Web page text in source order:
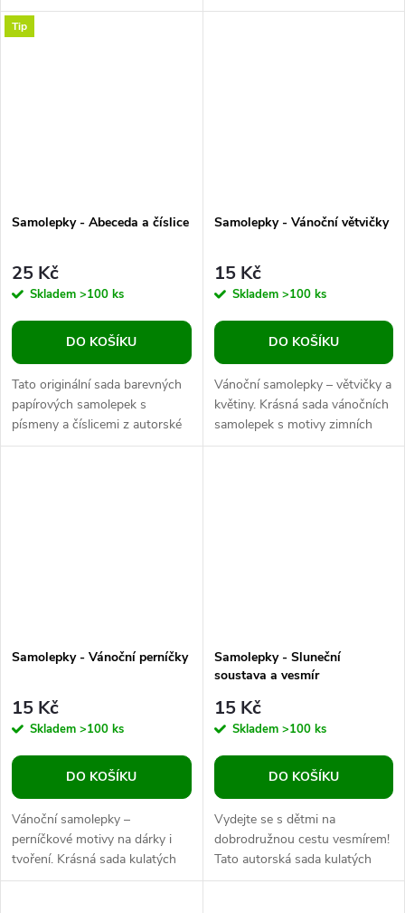
barevný tisk podle vašeho
zadání. Potřebujete samolepky
barevný tisk podle vašeho
Tip
Samolepky - Abeceda a číslice
25 Kč
Skladem >100 ks
DO KOŠÍKU
Tato originální sada barevných
papírových samolepek s
písmeny a číslicemi z autorské
dílny ŠakalíAktivity potěší
Samolepky - Vánoční větvičky
15 Kč
Skladem >100 ks
DO KOŠÍKU
Vánoční samolepky – větvičky a
květiny. Krásná sada vánočních
samolepek s motivy zimních
větviček a květin, které dodají
Samolepky - Vánoční perníčky
15 Kč
Skladem >100 ks
DO KOŠÍKU
Vánoční samolepky –
perníčkové motivy na dárky i
tvoření. Krásná sada kulatých
vánočních samolepek s
Samolepky - Sluneční
soustava a vesmír
15 Kč
Skladem >100 ks
DO KOŠÍKU
Vydejte se s dětmi na
dobrodružnou cestu vesmírem!
Tato autorská sada kulatých
samolepek je ideální pro tvoření,